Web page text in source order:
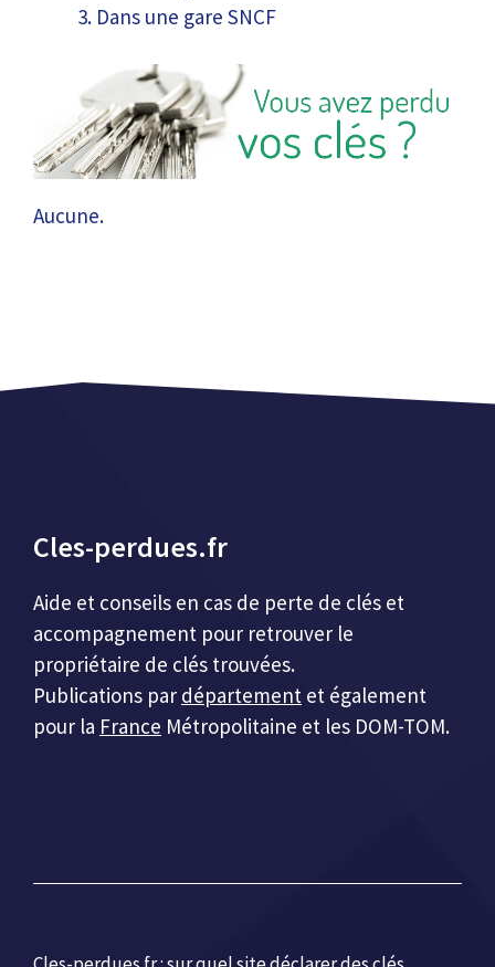
Dans une gare SNCF
Aucune.
Cles-perdues.fr
Aide et conseils en cas de perte de clés et
accompagnement pour retrouver le
propriétaire de clés trouvées.
Publications par département et également
pour la France Métropolitaine et les DOM-TOM.